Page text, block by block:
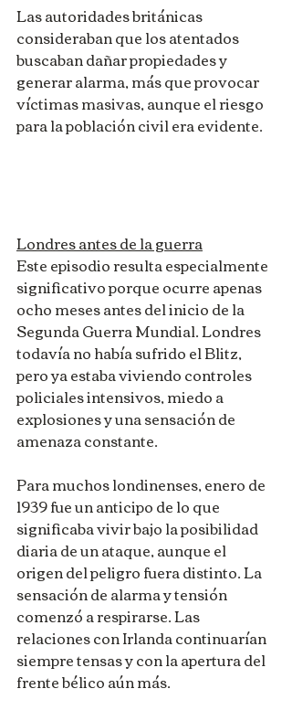
Las autoridades británicas
consideraban que los atentados
buscaban dañar propiedades y
generar alarma, más que provocar
víctimas masivas, aunque el riesgo
para la población civil era evidente.
Londres antes de la guerra
Este episodio resulta especialmente
significativo porque ocurre apenas
ocho meses antes del inicio de la
Segunda Guerra Mundial. Londres
todavía no había sufrido el Blitz,
pero ya estaba viviendo controles
policiales intensivos, miedo a
explosiones y una sensación de
amenaza constante.
Para muchos londinenses, enero de
1939 fue un anticipo de lo que
significaba vivir bajo la posibilidad
diaria de un ataque, aunque el
origen del peligro fuera distinto. La
sensación de alarma y tensión
comenzó a respirarse. Las
relaciones con Irlanda continuarían
siempre tensas y con la apertura del
frente bélico aún más.